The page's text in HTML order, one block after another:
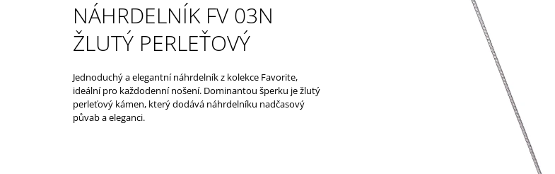
NÁHRDELNÍK FV 03N
ŽLUTÝ PERLEŤOVÝ
Jednoduchý a elegantní náhrdelník z kolekce Favorite,
ideální pro každodenní nošení. Dominantou šperku je žlutý
perleťový kámen, který dodává náhrdelníku nadčasový
půvab a eleganci.
875 Kč